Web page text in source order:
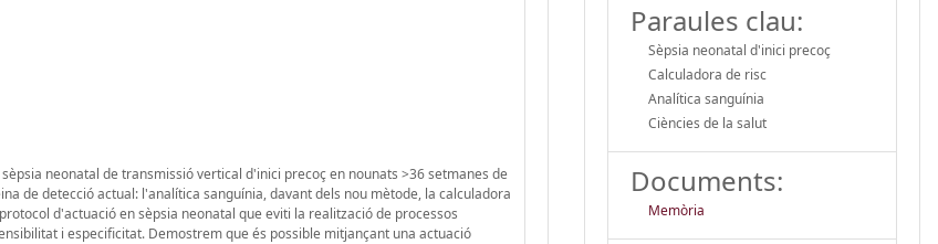
neonatal de transmissió vertical d'inici precoç en nounats >36 setmanes de
de detecció actual: l'analítica sanguínia, davant dels nou mètode, la calculadora
d'actuació en sèpsia neonatal que eviti la realització de processos
i especificitat. Demostrem que és possible mitjançant una actuació
Paraules clau:
Sèpsia neonatal d'inici precoç
Calculadora de risc
Analítica sanguínia
Ciències de la salut
Documents:
Memòria